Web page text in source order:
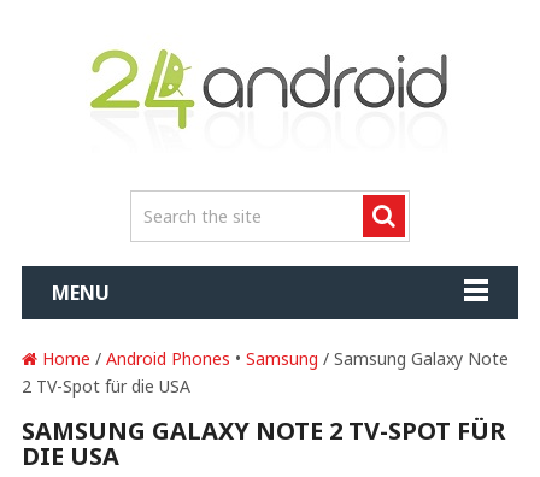
MENU
Home / Android Phones • Samsung / Samsung Galaxy Note
2 TV-Spot für die USA
SAMSUNG GALAXY NOTE 2 TV-SPOT FÜR
DIE USA